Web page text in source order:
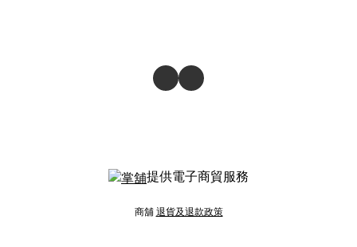
提供電子商貿服務
商舖 退貨及退款政策